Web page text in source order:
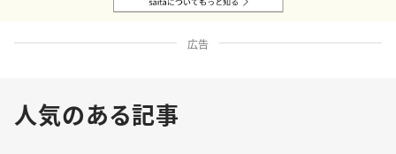
広告
人気のある記事